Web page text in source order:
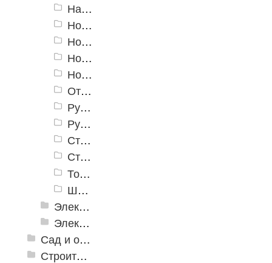
Напильники, надфили
Ножницы для профилей
Ножницы по металлу
Ножовки
Ножовки и полотна по металлу
Отвертки
Рубанки
Ручные дрели
Стамески, резцы
Стусла
Топоры, колуны
Шарнирно-губцевые инструменты
Электромонтажный инструмент
Электронные измерительные инструменты
Сад и огород
Строительная Химия и принадлежности